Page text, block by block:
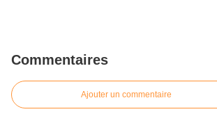
Commentaires
Ajouter un commentaire